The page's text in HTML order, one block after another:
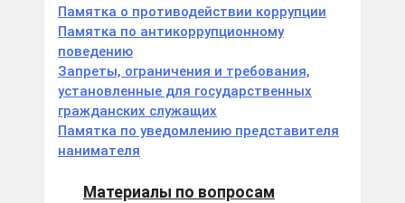
Памятка о противодействии коррупции
Памятка по антикоррупционному
поведению
Запреты, ограничения и требования,
установленные для государственных
гражданских служащих
Памятка по уведомлению представителя
нанимателя
Материалы по вопросам